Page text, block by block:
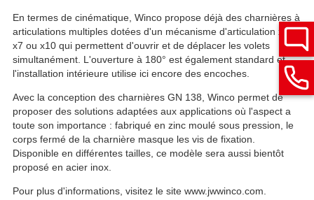
En termes de cinématique, Winco propose déjà des charnières à
articulations multiples dotées d'un mécanisme d'articulation x4,
x7 ou x10 qui permettent d'ouvrir et de déplacer les volets
simultanément. L'ouverture à 180° est également standard et
l'installation intérieure utilise ici encore des encoches.
Avec la conception des charnières GN 138, Winco permet de
proposer des solutions adaptées aux applications où l'aspect a
toute son importance : fabriqué en zinc moulé sous pression, le
corps fermé de la charnière masque les vis de fixation.
Disponible en différentes tailles, ce modèle sera aussi bientôt
proposé en acier inox.
Pour plus d'informations, visitez le site www.jwwinco.com.